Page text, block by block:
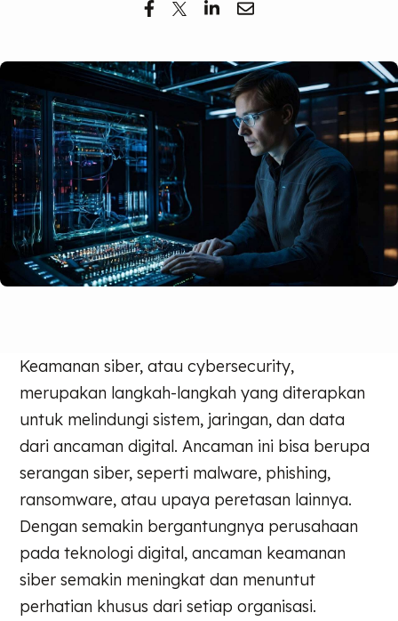
Keamanan siber, atau cybersecurity,
merupakan langkah-langkah yang diterapkan
untuk melindungi sistem, jaringan, dan data
dari ancaman digital. Ancaman ini bisa berupa
serangan siber, seperti malware, phishing,
ransomware, atau upaya peretasan lainnya.
Dengan semakin bergantungnya perusahaan
pada teknologi digital, ancaman keamanan
siber semakin meningkat dan menuntut
perhatian khusus dari setiap organisasi.